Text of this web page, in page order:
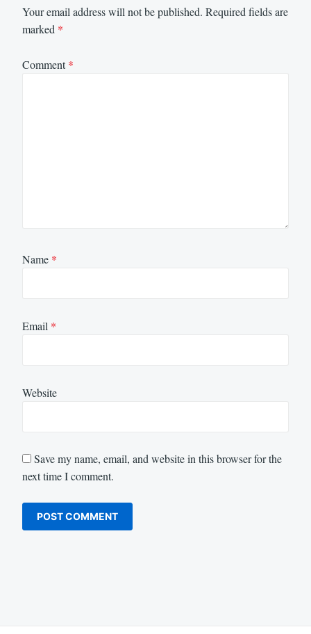
Your email address will not be published. Required fields are
marked *
Comment*
Name *
Email *
Website
Save my name, email, and website in this browser for the
next time I comment.